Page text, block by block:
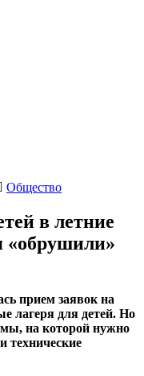
Общество
в летние
«обрушили»
прием заявок на
лагеря для детей. Но
на которой нужно
технические